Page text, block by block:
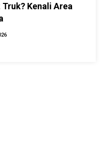
Kenali Area